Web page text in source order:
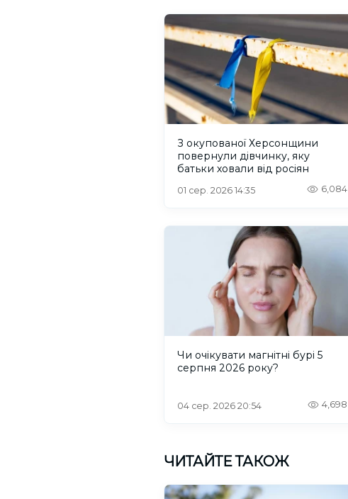
З окупованої Херсонщини
повернули дівчинку, яку
батьки ховали від росіян
01 сер. 2026 14:35 6,084
Чи очікувати магнітні бурі 5
серпня 2026 року?
04 сер. 2026 20:54 4,698
ЧИТАЙТЕ ТАКОЖ